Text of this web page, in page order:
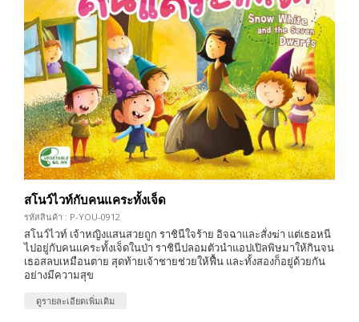
สโนว์ไวท์กับคนแคระทั้งเจ็ด
รหัสสินค้า : P-YOU-0912
สโนว์ไวท์ เจ้าหญิงแสนสวยถูก ราชินีใจร้าย อิจฉาและสั่งฆ่า แต่เธอหนี
ไปอยู่กับคนแคระทั้งเจ็ดในป่า ราชินีปลอมตัวนำแอปเปิลพิษมาให้กินจน
เธอสลบเหมือนตาย สุดท้ายเจ้าชายช่วยให้ฟื้น และทั้งสองก็อยู่ด้วยกัน
อย่างมีความสุข
ดูรายละเอียดเพิ่มเติม